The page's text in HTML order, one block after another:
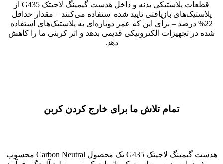
قطعات پلاستیکی بدنه و داخل هدست گیمینگ لاجیتک G435 از
پلاستیک‌های بازیافتی تایید شده استفاده می‌کنند – مقدار حداقل
22% درصد – برای این که عمر دوباره‌ای به پلاستیک‌های استفاده
شده در تجهیزات الکترونیکی قدیمی بدهد و اثر کربنی ما را کاهش
دهد.
تمام تلاش ما برای خارج کردن کربن
هدست گیمینگ لاجیتک G435 یک محصول Carbon Neutral محسوب